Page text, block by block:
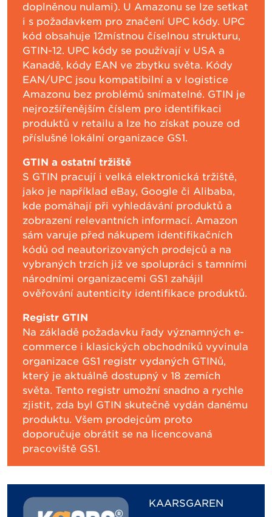
doplněnou nulami). U Amazonu se lze setkat
i s požadavkem pro značení UPC kódy. UPC
kód obsahuje 12místnou číselnou strukturu,
GTIN-12. UPC kódy se používají v USA a
Kanadě, kódy EAN ve zbytku světa. Kódy
EAN/UPC jsou kompatibilní a v logistice
Amazonu bez problémů snímatelné. GTIN je
nejrozšířenějším číslem pro identifikaci
produktů v retailu a lze ho získat pouze od
příslušné lokální organizace GS1.
GTIN a ostatní tržiště
S GTIN pracují i velká elektronická tržiště,
jako je například eBay, Google či Alibaba,
kde pomáhají při vyhledávání produktů a
zobrazení relevantních informací. Amazon
sám varuje před nákupem identifikačních
kódů od neautorizovaných prodejců a na
vybraných trzích již ve spolupráci s tamními
národními organizacemi GS1 zahájil
ověřování autenticity identifikace produktů.
Registr GTIN
Na základě požadavku řady významných e-
commerce i klasických obchodníků vyvinula
organizace GS1 registr vydaných GTINů,
který je aktuálně dostupný v 18 zemích
světa. Tento registr umožní snadno a rychle
zjistit, zda byl GTIN skutečně vydán danému
produktu. Všem prodejcům proto
doporučuje obrátit se na licencovaná
pracoviště GS1.
KAARSGAREN